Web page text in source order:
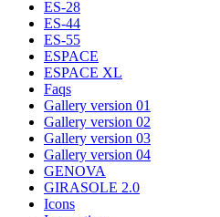
ES-28
ES-44
ES-55
ESPACE
ESPACE XL
Faqs
Gallery version 01
Gallery version 02
Gallery version 03
Gallery version 04
GENOVA
GIRASOLE 2.0
Icons